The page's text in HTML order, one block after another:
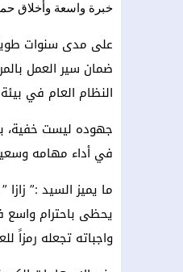
خبرة واسعة وأخلاق
على مدى سنوات
ضمان سير العمل
النظام العام في
جهوده ليست خفية،
في أداء مهامه
ما يميز السيد :”
يحظى باحترام واسع
واجباته تجعله رمزاً